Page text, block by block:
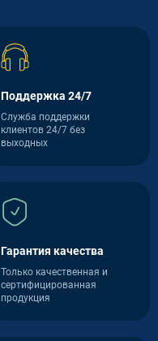
Поддержка 24/7
Служба поддержки
клиентов 24/7 без
выходных
Гарантия качества
Только качественная и
сертифицированная
продукция